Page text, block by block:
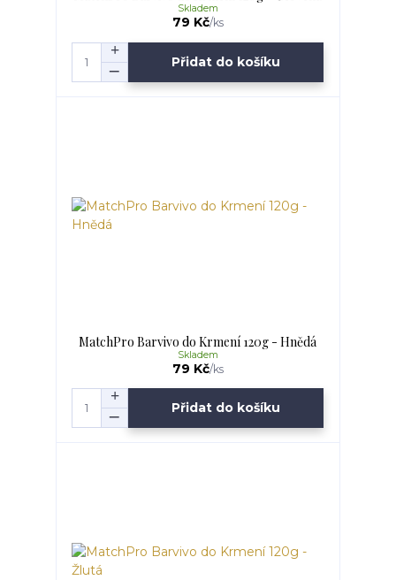
79 Kč/ks
Skladem
Přidat do košíku
MatchPro Barvivo do Krmení 120g - Hnědá
79 Kč/ks
Skladem
Přidat do košíku